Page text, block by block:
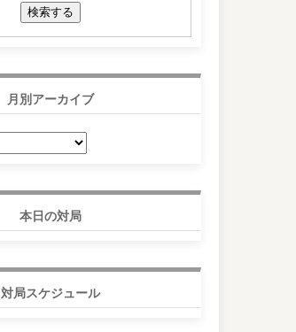
月別アーカイブ
本日の対局
対局スケジュール